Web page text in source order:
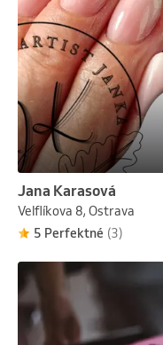
Jana Karasová
Velflíkova 8, Ostrava
5 Perfektné (3)